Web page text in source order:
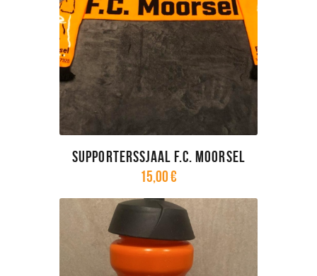
Supporterssjaal F.C. Moorsel
15 00€